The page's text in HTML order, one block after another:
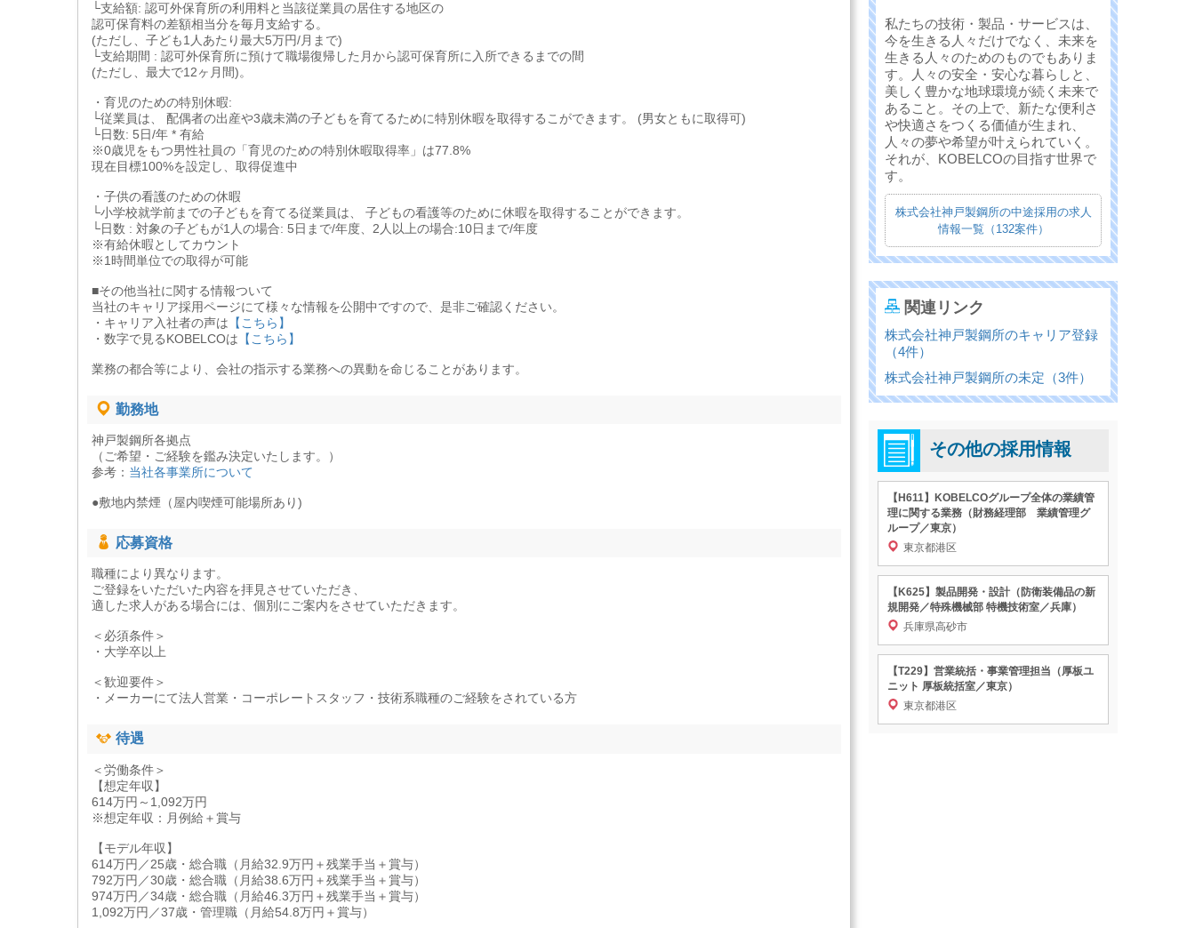
└支給額: 認可外保育所の利用料と当該従業員の居住する地区の
認可保育料の差額相当分を毎月支給する。
(ただし、子ども1人あたり最大5万円/月まで)
└支給期間 : 認可外保育所に預けて職場復帰した月から認可保育所に入所できるまでの間
(ただし、最大で12ヶ月間)。
・育児のための特別休暇:
└従業員は、 配偶者の出産や3歳未満の子どもを育てるために特別休暇を取得するこができます。 (男女ともに取得可)
└日数: 5日/年 * 有給
※0歳児をもつ男性社員の「育児のための特別休暇取得率」は77.8%
現在目標100%を設定し、取得促進中
・子供の看護のための休暇
└小学校就学前までの子どもを育てる従業員は、 子どもの看護等のために休暇を取得することができます。
└日数 : 対象の子どもが1人の場合: 5日まで/年度、2人以上の場合:10日まで/年度
※有給休暇としてカウント
※1時間単位での取得が可能
■その他当社に関する情報ついて
当社のキャリア採用ページにて様々な情報を公開中ですので、是非ご確認ください。
・キャリア入社者の声は 【こちら】
・数字で見るKOBELCOは 【こちら】
業務の都合等により、会社の指示する業務への異動を命じることがあります。
勤務地
神戸製鋼所各拠点
（ご希望・ご経験を鑑み決定いたします。）
参考： 当社各事業所について
●敷地内禁煙（屋内喫煙可能場所あり)
応募資格
職種により異なります。
ご登録をいただいた内容を拝見させていただき、
適した求人がある場合には、個別にご案内をさせていただきます。
＜必須条件＞
・大学卒以上
＜歓迎要件＞
・メーカーにて法人営業・コーポレートスタッフ・技術系職種のご経験をされている方
待遇
＜労働条件＞
【想定年収】
614万円～1,092万円
※想定年収：月例給＋賞与
【モデル年収】
614万円／25歳・総合職（月給32.9万円＋残業手当＋賞与）
792万円／30歳・総合職（月給38.6万円＋残業手当＋賞与）
974万円／34歳・総合職（月給46.3万円＋残業手当＋賞与）
1,092万円／37歳・管理職（月給54.8万円＋賞与）
私たちの技術・製品・サービスは、
今を生きる人々だけでなく、未来を
生きる人々のためのものでもありま
す。人々の安全・安心な暮らしと、
美しく豊かな地球環境が続く未来で
あること。その上で、新たな便利さ
や快適さをつくる価値が生まれ、
人々の夢や希望が叶えられていく。
それが、KOBELCOの目指す世界で
す。
株式会社神戸製鋼所の中途採用の求人
情報一覧（132案件）
関連リンク
株式会社神戸製鋼所のキャリア登録
（4件）
株式会社神戸製鋼所の未定（3件）
その他の採用情報
【H611】KOBELCOグループ全体の業績管
理に関する業務（財務経理部 業績管理グ
ループ／東京）
東京都港区
【K625】製品開発・設計（防衛装備品の新
規開発／特殊機械部 特機技術室／兵庫）
兵庫県高砂市
【T229】営業統括・事業管理担当（厚板ユ
ニット 厚板統括室／東京）
東京都港区